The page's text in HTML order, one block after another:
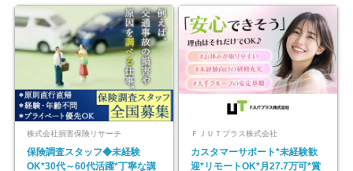
株式会社損害保険リサーチ
保険調査スタッフ◆未経験
OK*30代～60代活躍*丁寧な講
ＦＪＵＴプラス株式会社
カスタマーサポート*未経験歓
迎*リモートOK*月27.7万可*賞